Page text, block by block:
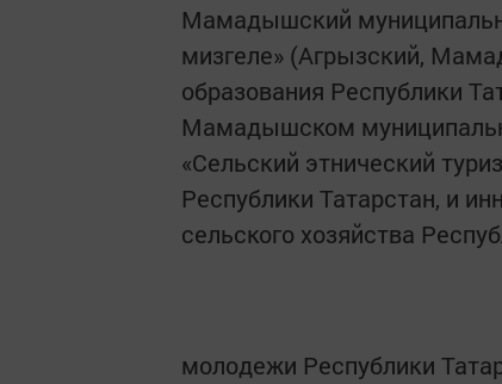
Мамадышский
мизгеле» (Агрызский,
образования Республики
Мамадышском
«Сельский этнический
Республики Татарстан, и
сельского хозяйства
молодежи Республики